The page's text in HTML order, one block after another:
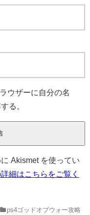
ウザーに自分の名
る。
Akismet を使ってい
細はこちらをご覧く
ps4ゴッドオブウォー攻略